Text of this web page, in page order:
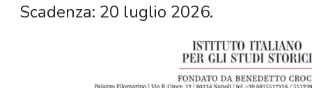
Scadenza: 20 luglio 2026.